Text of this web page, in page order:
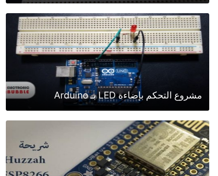
مشروع التحكم بإضاءة LED بـ Arduino